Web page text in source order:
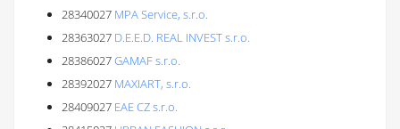
28340027 MPA Service, s.r.o.
28363027 D.E.E.D. REAL INVEST s.r.o.
28386027GAMAF s.r.o.
28392027 MAXIART, s.r.o.
28409027 EAE CZ s.r.o.